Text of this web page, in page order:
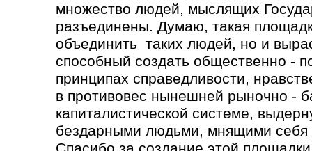
множество людей, мыслящих
разъединены. Думаю, такая
объединить таких людей, но и
способный создать общественно -
принципах справедливости,
в противовес нынешней рыночно -
капиталистической системе,
бездарными людьми, мнящими себя